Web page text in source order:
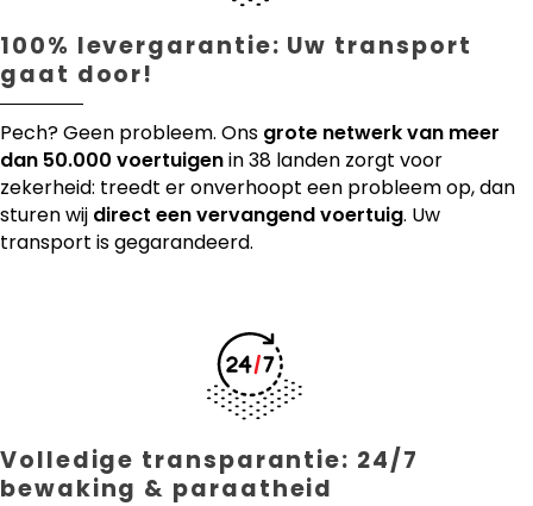
100% levergarantie: Uw transport
gaat door!
Pech? Geen probleem. Ons grote netwerk van meer
dan 50.000 voertuigenin 38 landen zorgt voor
zekerheid: treedt er onverhoopt een probleem op, dan
sturen wij direct een vervangend voertuig. Uw
transport is gegarandeerd.
Volledige transparantie: 24/7
bewaking & paraatheid